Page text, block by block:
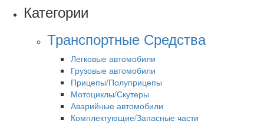
Категории
Транспортные Средства
Легковые автомобили
Грузовые автомобили
Прицепы/Полуприцепы
Мотоциклы/Скутеры
Аварийные автомобили
Комплектующие/Запасные части